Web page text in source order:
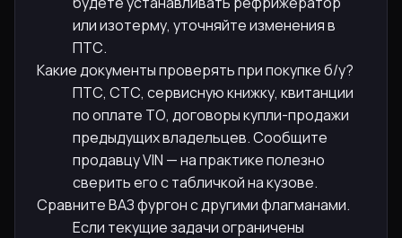
или изотерму, уточняйте изменения в
ПТС.
Какие документы проверять при покупке б/у?
ПТС, СТС, сервисную книжку, квитанции
по оплате ТО, договоры купли-продажи
предыдущих владельцев. Сообщите
продавцу VIN — на практике полезно
сверить его с табличкой на кузове.
Сравните ВАЗ фургон с другими флагманами.
Если текущие задачи ограничены